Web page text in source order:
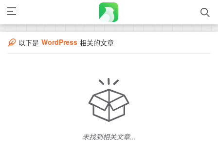
以下是 WordPress 相关的文章
未找到相关文章...